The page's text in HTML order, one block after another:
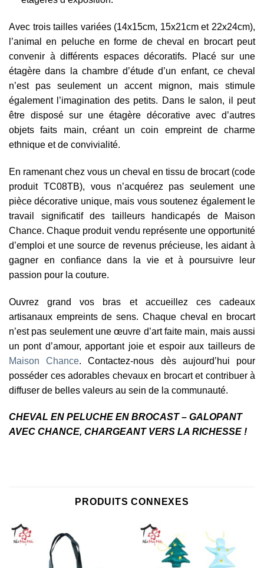
Avec trois tailles variées (14x15cm, 15x21cm et 22x24cm),
l’animal en peluche en forme de cheval en brocart peut
convenir à différents espaces décoratifs. Placé sur une
étagère dans la chambre d’étude d’un enfant, ce cheval
n’est pas seulement un accent mignon, mais stimule
également l’imagination des petits. Dans le salon, il peut
être disposé sur une étagère décorative avec d’autres
objets faits main, créant un coin empreint de charme
ethnique et de convivialité.
En ramenant chez vous un cheval en tissu de brocart (code
produit TC08TB), vous n’acquérez pas seulement une
pièce décorative unique, mais vous soutenez également le
travail significatif des tailleurs handicapés de Maison
Chance. Chaque produit vendu représente une opportunité
d’emploi et une source de revenus précieuse, les aidant à
gagner en confiance dans la vie et à poursuivre leur
passion pour la couture.
Ouvrez grand vos bras et accueillez ces cadeaux
artisanaux empreints de sens. Chaque cheval en brocart
n’est pas seulement une œuvre d’art faite main, mais aussi
un pont d’amour, apportant joie et espoir aux tailleurs de
Maison Chance. Contactez-nous dès aujourd’hui pour
posséder ces adorables chevaux en brocart et contribuer à
diffuser de belles valeurs au sein de la communauté.
CHEVAL EN PELUCHE EN BROCAST – GALOPANT
AVEC CHANCE, CHARGEANT VERS LA RICHESSE !
PRODUITS CONNEXES